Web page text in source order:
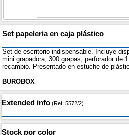
Set papeleria en caja plástico
Set de escritorio indispensable. Incluye
mini grapadora, 300 grapas, perforador de
recambio. Presentado en estuche de
BUROBOX
Extended info (Ref: 5572/2)
Stock por color